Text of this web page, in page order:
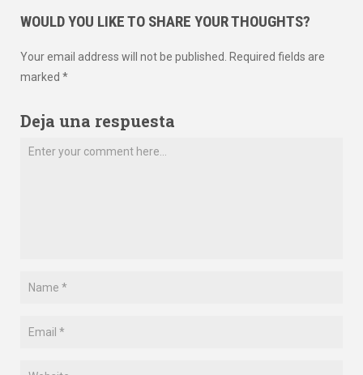
WOULD YOU LIKE TO SHARE YOUR THOUGHTS?
Your email address will not be published. Required fields are
marked *
Deja una respuesta